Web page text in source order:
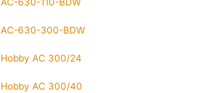
AC-630-110-BDW
AC-630-300-BDW
Hobby AC 300/24
Hobby AC 300/40